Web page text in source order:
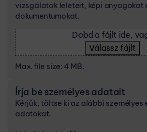
vizsgálatok leleteit, képi anyagokat
dokumentumokat.
Dobd a fájlt ide,
Válassz fájlt
Max. file size: 4 MB.
Írja be személyes adatait
Kérjük, töltse ki az alábbi személyes
adatokat.